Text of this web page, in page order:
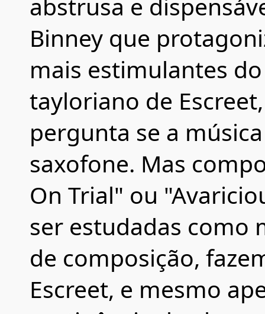
Binney que
mais estimulantes
tayloriano de
pergunta se a
saxofone. Mas
On Trial" ou
ser estudadas como
de composição,
Escreet, e mesmo